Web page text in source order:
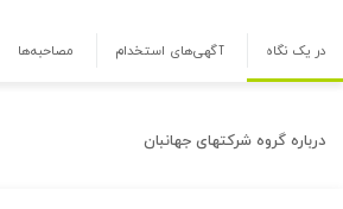
در یک نگاه آگهی‌های استخدام مصاحبه‌ها
درباره گروه شرکتهای جهانبان